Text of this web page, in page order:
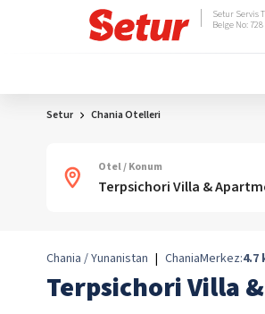
Setur Servis
Belge No: 728
Setur Chania Otelleri
Otel / Konum
Chania / Yunanistan | ChaniaMerkez:4.7
Terpsichori Villa